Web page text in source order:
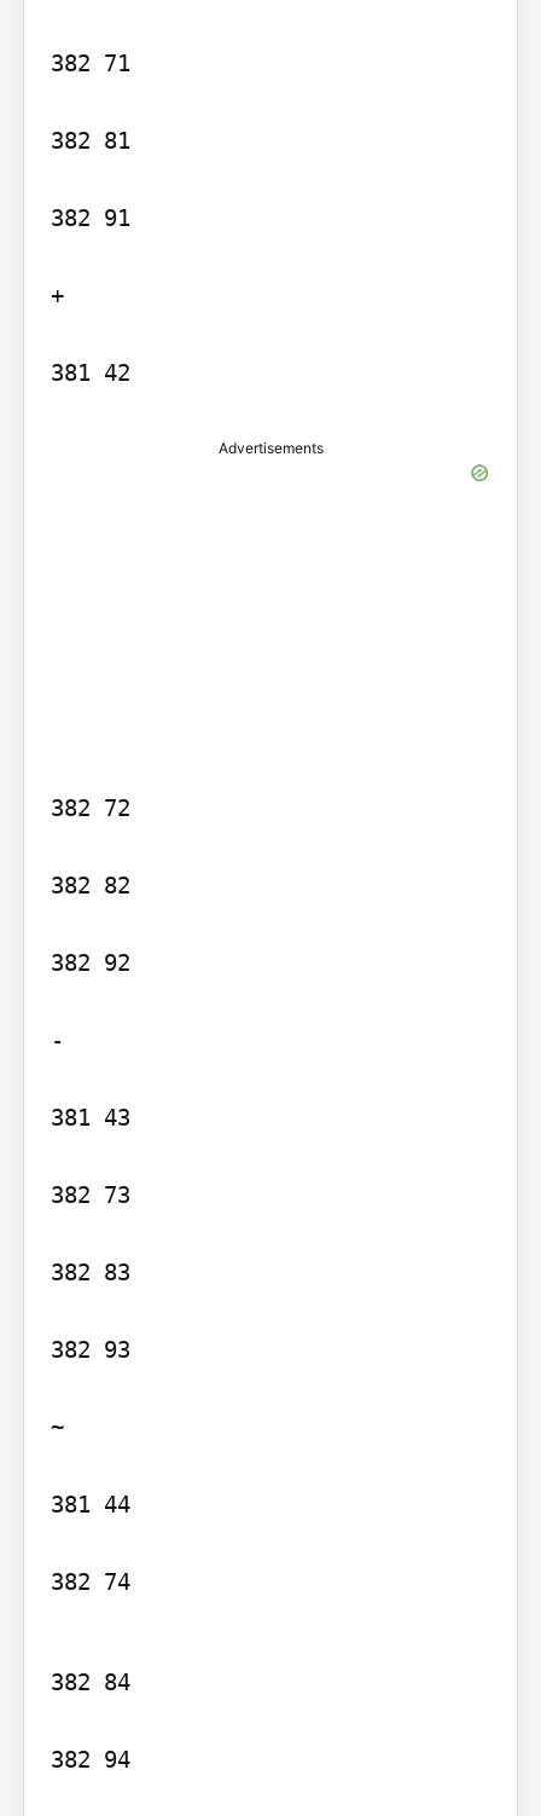
382 71
382 81
382 91
+
Advertisements
382 72
382 82
382 92
-
381 43
382 73
382 83
382 93
~
381 44
382 74
382 84
382 94